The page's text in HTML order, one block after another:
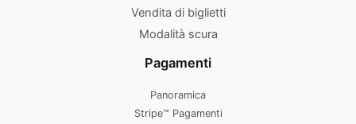
Vendita di biglietti
Modalità scura
Pagamenti
Panoramica
Stripe™ Pagamenti